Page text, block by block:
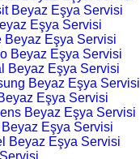
Beyaz Eşya Servisi
Eşya Servisi
Beyaz Eşya Servisi
Beyaz Eşya Servisi
Beyaz Eşya Servisi
Beyaz Eşya Servisi
Eşya Servisi
Beyaz Eşya Servisi
Eşya Servisi
Beyaz Eşya Servisi